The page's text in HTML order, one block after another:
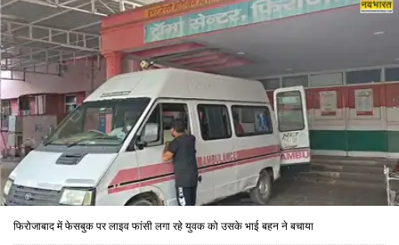
फिरोजाबाद में फेसबुक पर लाइव फांसी लगा रहे युवक को उसके भाई बहन ने बचाया